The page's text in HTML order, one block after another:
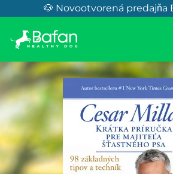
Skip to Content🐶 Novootvorená predajňa